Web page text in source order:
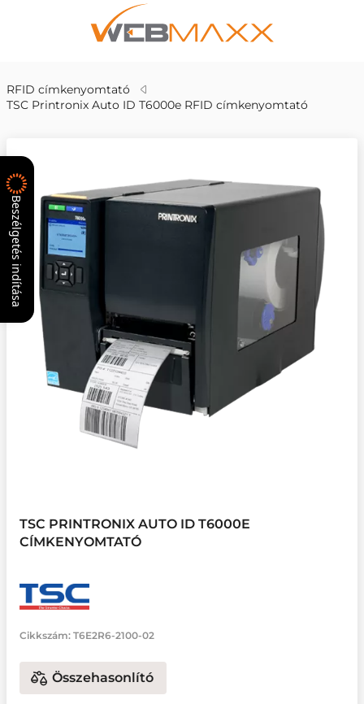
RFID címkenyomtató
TSC Printronix Auto ID T6000e RFID címkenyomtató
TSC PRINTRONIX AUTO ID T6000E
CÍMKENYOMTATÓ
Cikkszám: T6E2R6-2100-02
Összehasonlító
Beszélgetés indítása